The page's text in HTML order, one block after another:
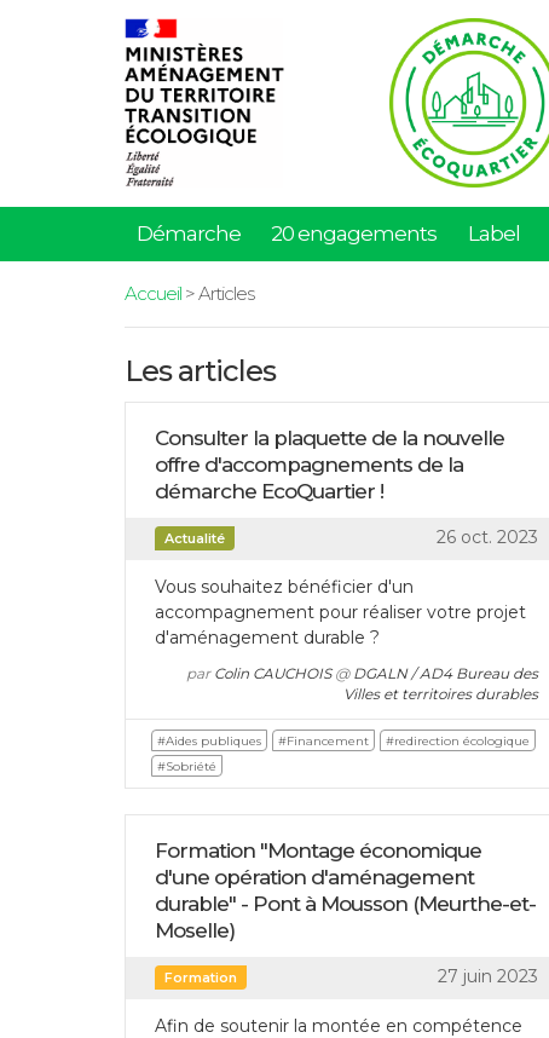
Démarche 20 engagements Label
Accueil> Articles
Les articles
Consulter la plaquette de la nouvelle
offre d'accompagnements de la
démarche EcoQuartier !
Actualité 26 oct. 2023
Vous souhaitez bénéficier d'un
accompagnement pour réaliser votre projet
d'aménagement durable ?
parColin CAUCHOIS @DGALN / AD4 Bureau des
Villes et territoires durables
#Aides publiques #Financement
#redirection écologique
#Sobriété
Formation "Montage économique
d'une opération d'aménagement
durable" - Pont à Mousson (Meurthe-et-
Moselle)
Formation 27 juin 2023
Afin de soutenir la montée en compétence